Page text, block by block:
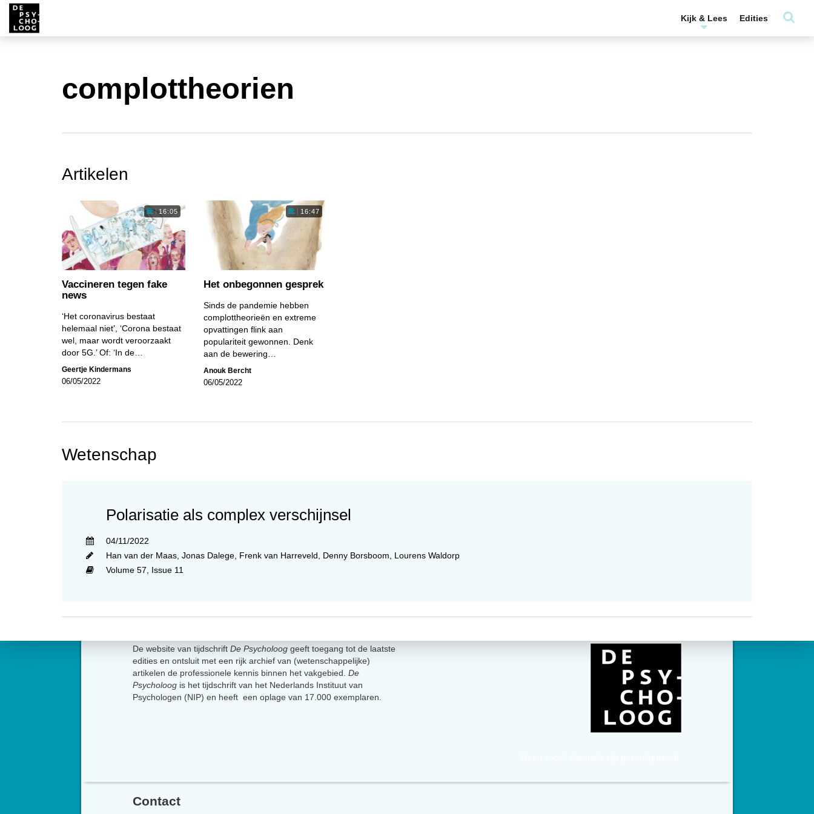
Kijk & Lees Edities
complottheorien
Artikelen
16:05
Vaccineren tegen fake
news
‘Het coronavirus bestaat
helemaal niet’, ‘Corona bestaat
wel, maar wordt veroorzaakt
door 5G.’ Of: ‘In de…
Geertje Kindermans
06/05/2022
16:47
Het onbegonnen gesprek
Sinds de pandemie hebben
complottheorieën en extreme
opvattingen flink aan
populariteit gewonnen. Denk
aan de bewering…
Anouk Bercht
06/05/2022
Wetenschap
Polarisatie als complex verschijnsel
04/11/2022
Han van der Maas Jonas Dalege Frenk van Harreveld Denny Borsboom
Lourens Waldorp
Volume 57, Issue 11
De website van tijdschrift De Psycholoog geeft toegang tot de laatste
edities en ontsluit met een rijk archief van (wetenschappelijke)
artikelen de professionele kennis binnen het vakgebied. De
Psycholoog is het tijdschrift van het Nederlands Instituut van
Psychologen (NIP) en heeft een oplage van 17.000 exemplaren.
Contact